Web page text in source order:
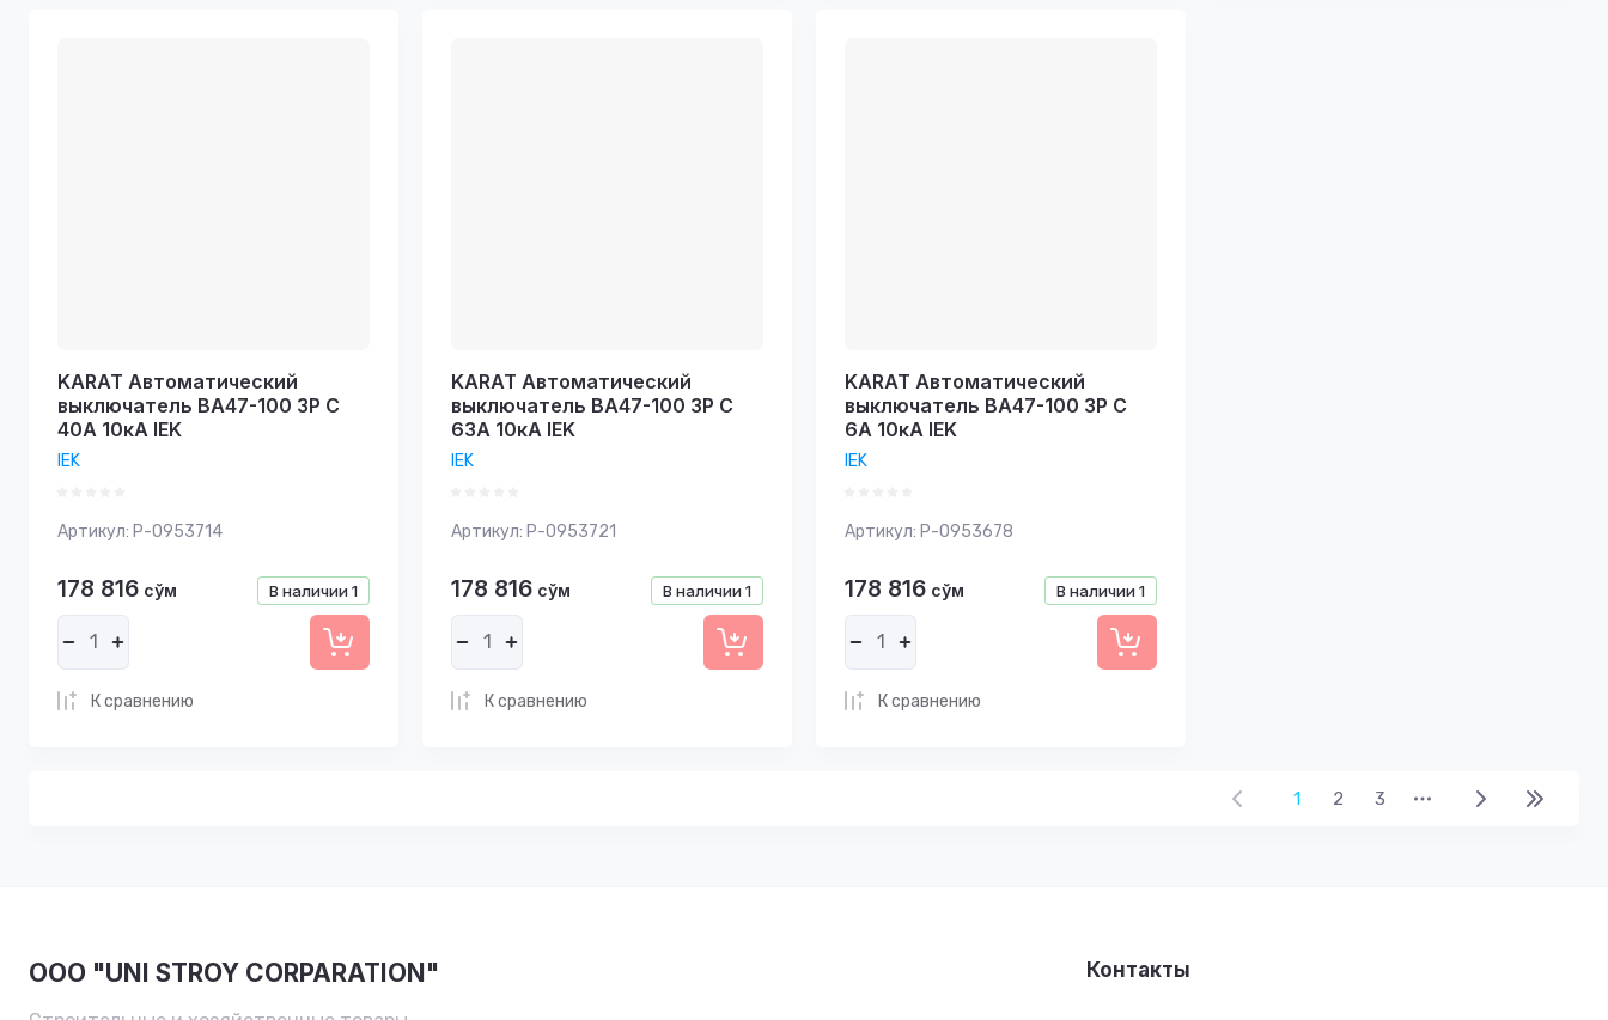
KARAT Автоматический
выключатель ВА47-100 3P C
40А 10кА IEK
IEK
Артикул: P-0953714
В наличии 1
178 816 сўм
К сравнению
KARAT Автоматический
выключатель ВА47-100 3P C
63А 10кА IEK
IEK
Артикул: P-0953721
В наличии 1
178 816 сўм
К сравнению
KARAT Автоматический
выключатель ВА47-100 3P C
6А 10кА IEK
IEK
Артикул: P-0953678
В наличии 1
178 816 сўм
К сравнению
1 2 3
OOO "UNI STROY CORPARATION" Контакты